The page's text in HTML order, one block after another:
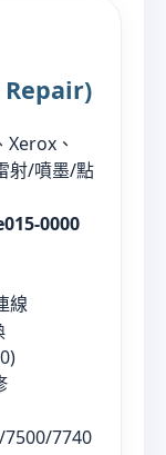
、
射/噴墨/點
0000
線
7740